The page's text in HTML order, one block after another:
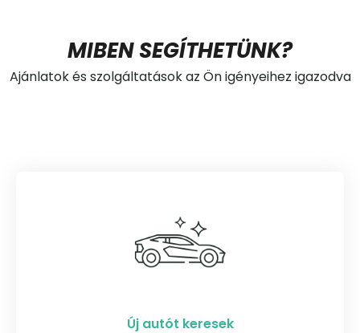
MIBEN SEGÍTHETÜNK?
Ajánlatok és szolgáltatások az Ön igényeihez igazodva
Új autót keresek